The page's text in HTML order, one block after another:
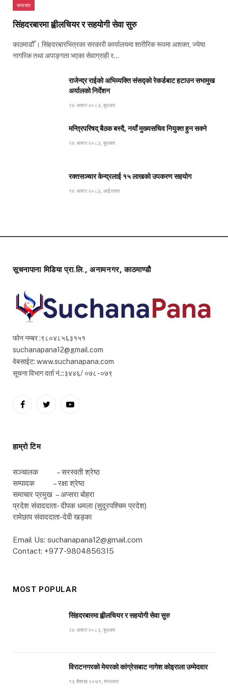
समाचार
सिंहदरबारमा ह्वीलचियर र सहयोगी सेवा सुरु
काठमाडौँ । सिंहदरबारभित्रका सरकारी कार्यालयमा शारीरिक रूपमा अशक्त, ज्येष्ठ
नागरिक तथा अपाङ्गता भएका सेवाग्राही र…
राजेन्द्र राईको अभिव्यक्ति संसद्को रेकर्डबाट हटाउन सभामुख
अर्यालको निर्देशन
२४ असार २०८३, बुधबार
मन्त्रिपरिषद् बैठक बस्दै, नयाँ मुख्यसचिव नियुक्त हुन सक्ने
२४ असार २०८३, बुधबार
रक्तसञ्चार केन्द्रलाई १५ लाखको उपकरण सहयोग
१४ असार २०८३, आईतवार
सूचनापाना मिडिया प्रा.लि., अनामनगर, काठमाण्डौ
फोन नम्बर :९८०४८५६३१५१
suchanapana12@gmail.com
वेबसाईट: www.suchanapana.com
सूचना विभाग दर्ता नं.::३४४६/ ०७८ -०७९
FacebookTwitterYouTube
हाम्रो टिम
सञ्चालक – सरस्वती श्रेष्ठ
सम्पादक – रक्षा श्रेष्ठ
समाचार प्रमुख – अप्सरा बोहरा
प्रदेश संवाददाता- दीपक धमला (सुदुरपश्चिम प्रदेश)
रामेछाप संवाददाता-देवी खड्का
Email Us: suchanapana12@gmail.com
Contact: +977-9804856315
MOST POPULAR
सिंहदरबारमा ह्वीलचियर र सहयोगी सेवा सुरु
२४ असार २०८३, बुधबार
विराटनगरको मेयरको कांग्रेसबाट नागेश कोइराला उम्मेदवार
१३ बैशाख २०७९, मंगलवार